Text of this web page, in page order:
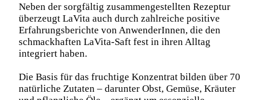
Neben der sorgfältig zusammengestellten Rezeptur
überzeugt LaVita auch durch zahlreiche positive
Erfahrungsberichte von AnwenderInnen, die den
schmackhaften LaVita-Saft fest in ihren Alltag
integriert haben.
Die Basis für das fruchtige Konzentrat bilden über 70
natürliche Zutaten – darunter Obst, Gemüse, Kräuter